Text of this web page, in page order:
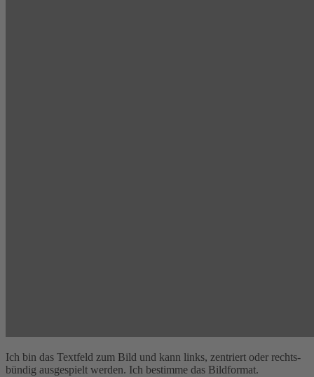
Ich bin das Textfeld zum Bild und kann links, zentriert oder rechts-
bündig ausgespielt werden. Ich bestimme das Bildformat.